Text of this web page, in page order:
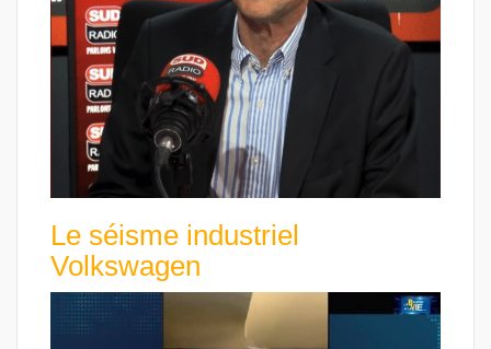
Le séisme industriel
Volkswagen